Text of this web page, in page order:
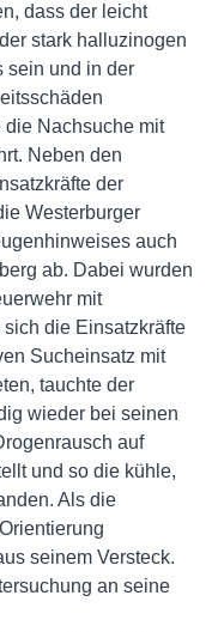
dass der leicht
stark halluzinogen
sein und in der
die Nachsuche mit
Neben den
der
Westerburger
auch
ab. Dabei wurden
mit
die Einsatzkräfte
Sucheinsatz mit
tauchte der
wieder bei seinen
auf
und so die kühle,
Als die
seinem Versteck.
an seine